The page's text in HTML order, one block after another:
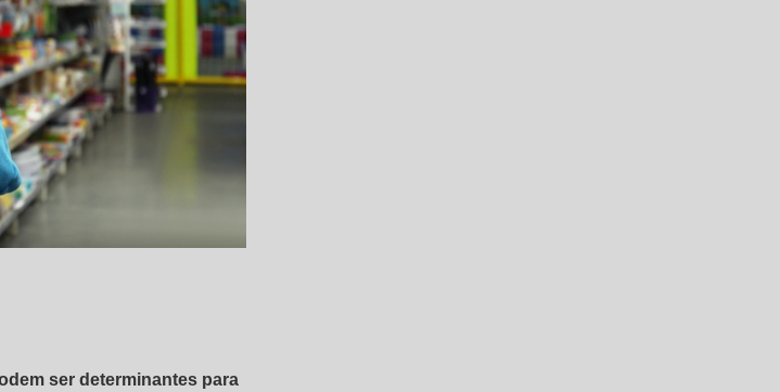
ser determinantes para